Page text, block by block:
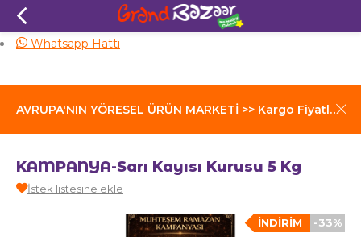
AVRUPA'NIN YÖRESEL ÜRÜN MARKETİ >> Kargo Fiyatları İçin Tıklayınız
Aynı Gün Kargo
Whatsapp Hattı
KAMPANYA-Sarı Kayısı Kurusu 5 Kg
İstek listesine ekle
-33%
İNDIRIM